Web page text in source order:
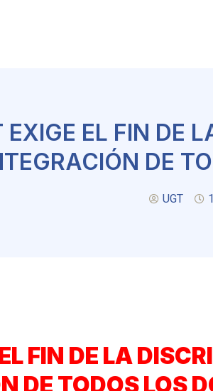
EXIGE EL FIN DE
DE
UGT
FIN DE LA
DE TODOS LOS